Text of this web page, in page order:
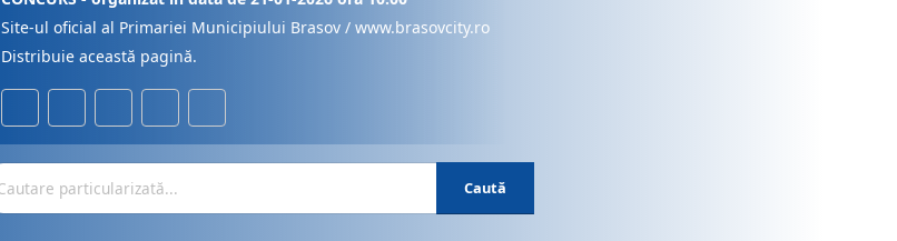
Site-ul oficial al Primariei Municipiului Brasov / www.brasovcity.ro
Distribuie această pagină.
Caută